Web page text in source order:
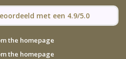
met een 4.9/5.0
the homepage
the homepage